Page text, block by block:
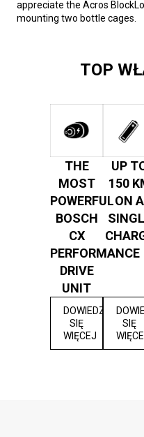
appreciate the Acros
mounting two bottle cages.
TOP
THE
MOST
POWERFUL
BOSCH
CX
PERFORMANCE
DRIVE
UNIT
DOWIEDZ
SIĘ
WIĘCEJ
UP
150
ON A
SIĘ